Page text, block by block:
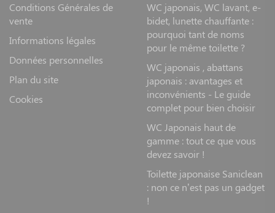
Conditions Générales de
vente
Informations légales
Données personnelles
Plan du site
Cookies
WC japonais, WC lavant, e-
bidet, lunette chauffante :
pourquoi tant de noms
pour le même toilette ?
WC japonais , abattans
japonais : avantages et
inconvénients - Le guide
complet pour bien choisir
WC Japonais haut de
gamme : tout ce que vous
devez savoir !
Toilette japonaise Saniclean
: non ce n’est pas un gadget
!